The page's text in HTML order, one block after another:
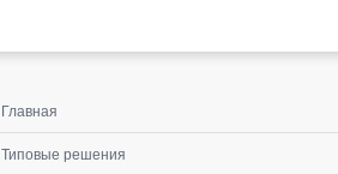
Главная
Типовые решения